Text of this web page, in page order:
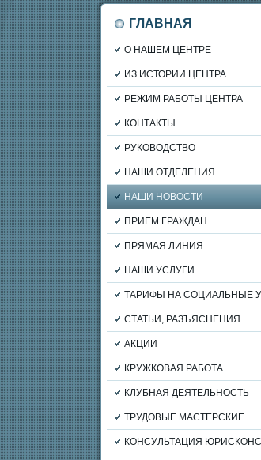
ГЛАВНАЯ
О НАШЕМ ЦЕНТРЕ
ИЗ ИСТОРИИ ЦЕНТРА
РЕЖИМ РАБОТЫ ЦЕНТРА
КОНТАКТЫ
РУКОВОДСТВО
НАШИ ОТДЕЛЕНИЯ
НАШИ НОВОСТИ
ПРИЕМ ГРАЖДАН
ПРЯМАЯ ЛИНИЯ
НАШИ УСЛУГИ
ТАРИФЫ НА СОЦИАЛЬНЫЕ
СТАТЬИ, РАЗЪЯСНЕНИЯ
АКЦИИ
КРУЖКОВАЯ РАБОТА
КЛУБНАЯ ДЕЯТЕЛЬНОСТЬ
ТРУДОВЫЕ МАСТЕРСКИЕ
КОНСУЛЬТАЦИЯ